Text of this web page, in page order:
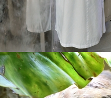
、絶滅の淵から20年 保全現